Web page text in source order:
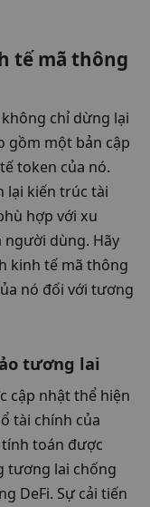
tế mã thông
chỉ dừng lại
gồm một bản cập
token của nó.
lại kiến ​​trúc tài
hợp với xu
người dùng. Hãy
kinh tế mã thông
nó đối với tương
tương lai
cập nhật thể hiện
tài chính của
toán được
tương lai chống
DeFi. Sự cải tiến